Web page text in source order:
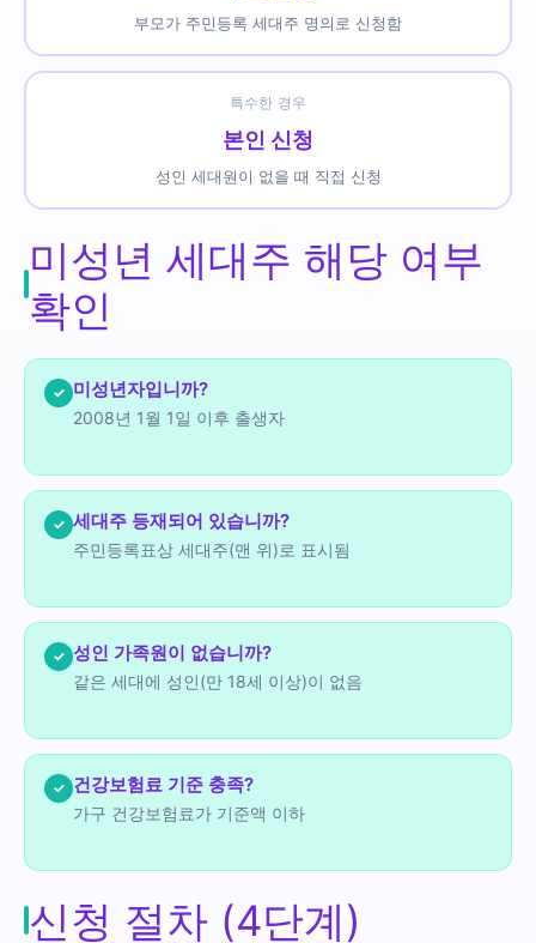
부모가 주민등록 세대주 명의로 신청함
특수한 경우
본인 신청
성인 세대원이 없을 때 직접 신청
미성년 세대주 해당 여부
확인
✓ 미성년자입니까?
2008년 1월 1일 이후 출생자
✓ 세대주 등재되어 있습니까?
주민등록표상 세대주(맨 위)로 표시됨
✓ 성인 가족원이 없습니까?
같은 세대에 성인(만 18세 이상)이 없음
✓ 건강보험료 기준 충족?
가구 건강보험료가 기준액 이하
신청 절차 (4단계)